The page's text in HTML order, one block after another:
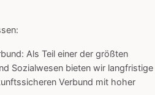
Als Teil einer der größten
Sozialwesen bieten wir langfristige
Verbund mit hoher